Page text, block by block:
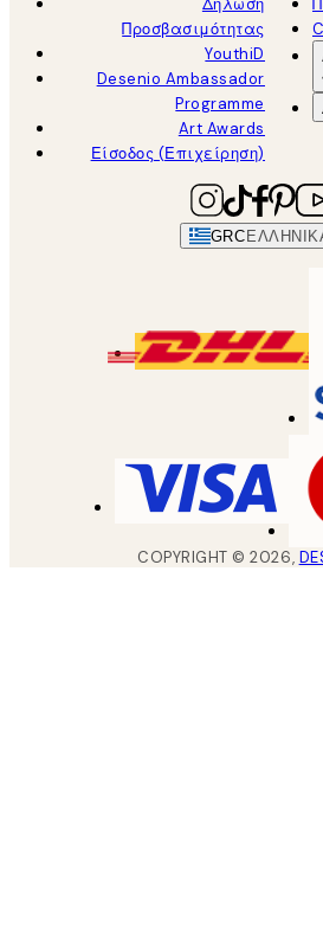
Δήλωση
Προσβασιμότητας
YouthiD
Desenio Ambassador
Programme
Art Awards
Είσοδος (Επιχείρηση)
GRC
COPYRIGHT ©2026,